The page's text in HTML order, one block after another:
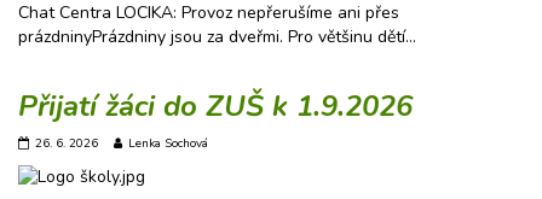
Chat Centra LOCIKA: Provoz nepřerušíme ani přes
prázdninyPrázdniny jsou za dveřmi. Pro většinu dětí…
Přijatí žáci do ZUŠ k 1.9.2026
26. 6. 2026 Lenka Sochová